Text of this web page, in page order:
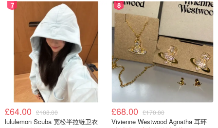
7
£64.00 £108.00
lululemon Scuba 宽松半拉链卫衣
8
£68.00 £170.00
Vivienne Westwood Agnatha 耳环